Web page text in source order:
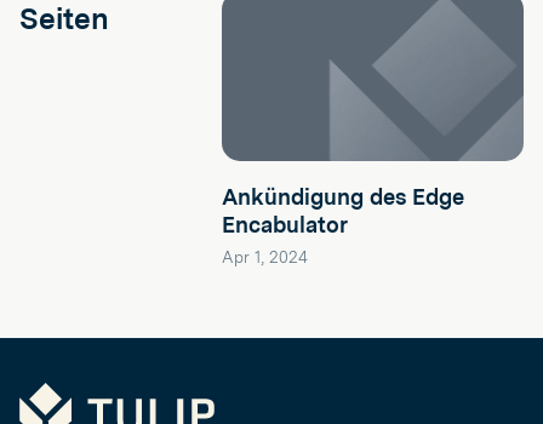
Seiten
Ankündigung des Edge
Encabulator
Apr 1, 2024
Tulip